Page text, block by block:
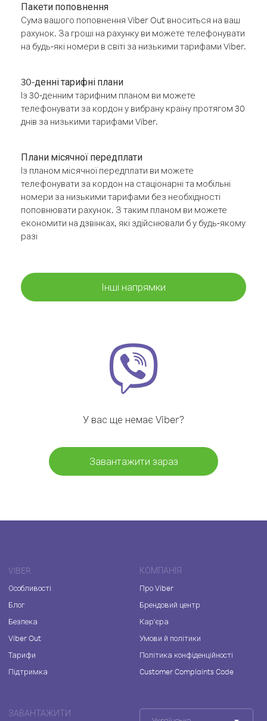
Пакети поповнення
Сума вашого поповнення Viber Out вноситься на ваш
рахунок. За гроші на рахунку ви можете телефонувати
на будь-які номери в світі за низькими тарифами Viber.
30-денні тарифні плани
Із 30-денним тарифним планом ви можете
телефонувати за кордон у вибрану країну протягом 30
днів за низькими тарифами Viber.
Плани місячної передплати
Із планом місячної передплати ви можете
телефонувати за кордон на стаціонарні та мобільні
номери за низькими тарифами без необхідності
поповнювати рахунок. З таким планом ви можете
економити на дзвінках, які здійснювали б у будь-якому
разі
Інші напрямки
У вас ще немає Viber?
Завантажити зараз
VIBER
Особливості
Блог
Безпека
Viber Out
Тарифи
Підтримка
КОМПАНІЯ
Про Viber
Брендовий центр
Кар'єра
Умови й політики
Політика конфіденційності
Customer Complaints Code
ЗАВАНТАЖИТИ